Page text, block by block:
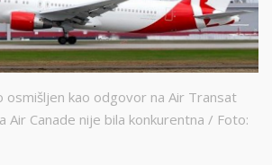
osmišljen kao odgovor na Air Transat
Air Canade nije bila konkurentna / Foto: